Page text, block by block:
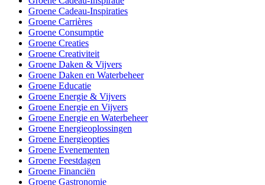
Groene Cadeau-Inspiraties
Groene Carrières
Groene Consumptie
Groene Creaties
Groene Creativiteit
Groene Daken & Vijvers
Groene Daken en Waterbeheer
Groene Educatie
Groene Energie & Vijvers
Groene Energie en Vijvers
Groene Energie en Waterbeheer
Groene Energieoplossingen
Groene Energieopties
Groene Evenementen
Groene Feestdagen
Groene Financiën
Groene Gastronomie